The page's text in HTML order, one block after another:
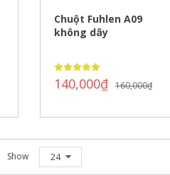
Chuột Fuhlen A09
không dây
160,000₫
140,000₫
Show 24